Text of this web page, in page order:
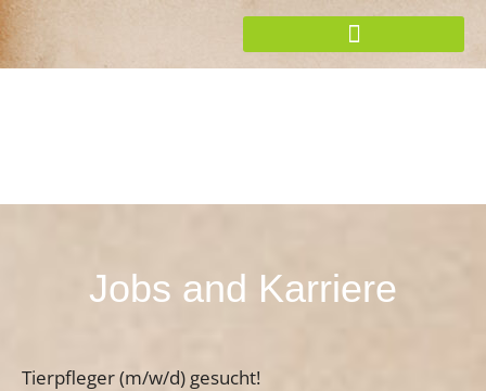
Zum
Inhalt
springen
Jobs and Karriere
Tierpfleger (m/w/d) gesucht!